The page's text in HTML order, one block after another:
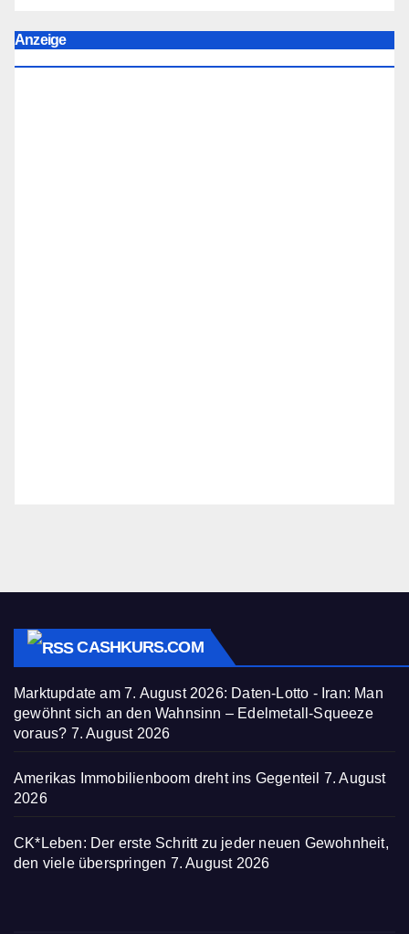
Anzeige
CASHKURS.COM
Marktupdate am 7. August 2026: Daten-Lotto - Iran: Man
gewöhnt sich an den Wahnsinn – Edelmetall-Squeeze
voraus? 7. August 2026
Amerikas Immobilienboom dreht ins Gegenteil 7. August
2026
CK*Leben: Der erste Schritt zu jeder neuen Gewohnheit,
den viele überspringen 7. August 2026